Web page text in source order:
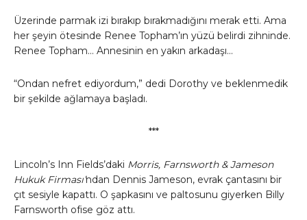
Üzerinde parmak izi bırakıp bırakmadığını merak etti. Ama
her şeyin ötesinde Renee Topham’ın yüzü belirdi zihninde.
Renee Topham… Annesinin en yakın arkadaşı…
“Ondan nefret ediyordum,” dedi Dorothy ve beklenmedik
bir şekilde ağlamaya başladı.
***
Lincoln’s Inn Fields’daki Morris, Farnsworth & Jameson
Hukuk Firması’ndan Dennis Jameson, evrak çantasını bir
çıt sesiyle kapattı. O şapkasını ve paltosunu giyerken Billy
Farnsworth ofise göz attı.